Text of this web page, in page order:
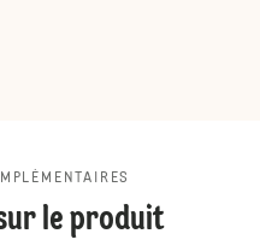
le produit